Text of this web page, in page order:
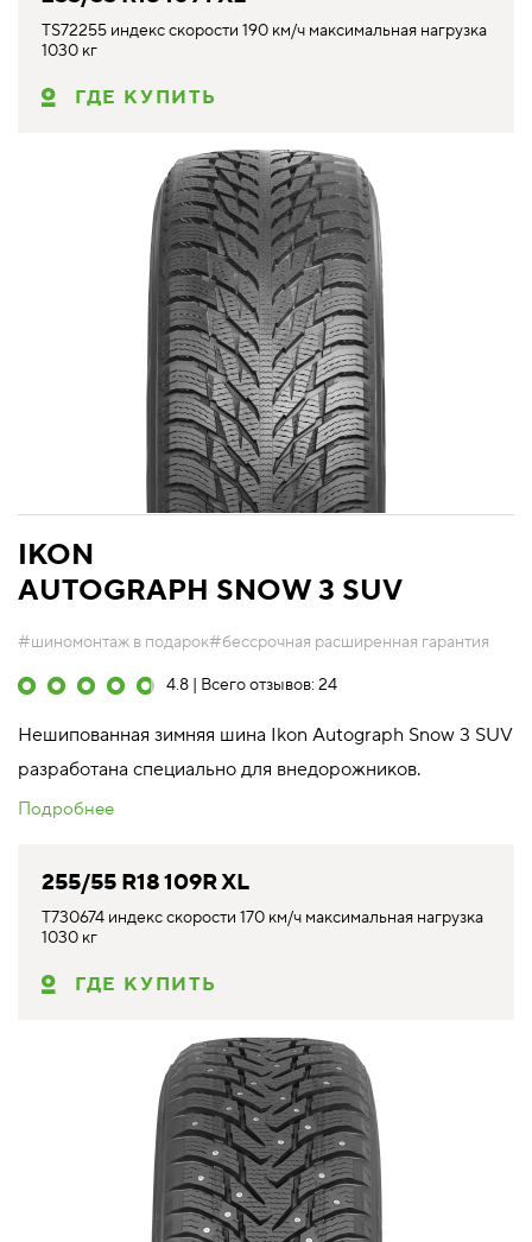
TS72255 индекс скорости 190 км/ч максимальная нагрузка
1030 кг
ГДЕ КУПИТЬ
IKON
AUTOGRAPH SNOW 3 SUV
#шиномонтаж в подарок#бессрочная расширенная гарантия
4.8 | Всего отзывов: 24
Нешипованная зимняя шина Ikon Autograph Snow 3 SUV
разработана специально для внедорожников.
Подробнее
255/55 R18 109R XL
T730674 индекс скорости 170 км/ч максимальная нагрузка
1030 кг
ГДЕ КУПИТЬ